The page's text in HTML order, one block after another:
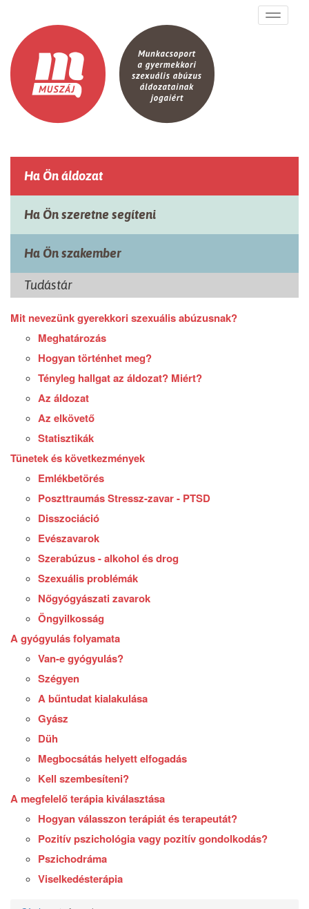
Toggle
Ha Ön áldozat
Ha Ön szeretne segíteni
Ha Ön szakember
Tudástár
Mit nevezünk gyerekkori szexuális abúzusnak?
Meghatározás
Hogyan történhet meg?
Tényleg hallgat az áldozat? Miért?
Az áldozat
Az elkövető
Statisztikák
Tünetek és következmények
Emlékbetörés
Poszttraumás Stressz-zavar - PTSD
Disszociáció
Evészavarok
Szerabúzus - alkohol és drog
Szexuális problémák
Nőgyógyászati zavarok
Öngyilkosság
A gyógyulás folyamata
Van-e gyógyulás?
Szégyen
A bűntudat kialakulása
Gyász
Düh
Megbocsátás helyett elfogadás
Kell szembesíteni?
A megfelelő terápia kiválasztása
Hogyan válasszon terápiát és terapeutát?
Pozitív pszichológia vagy pozitív gondolkodás?
Pszichodráma
Viselkedésterápia